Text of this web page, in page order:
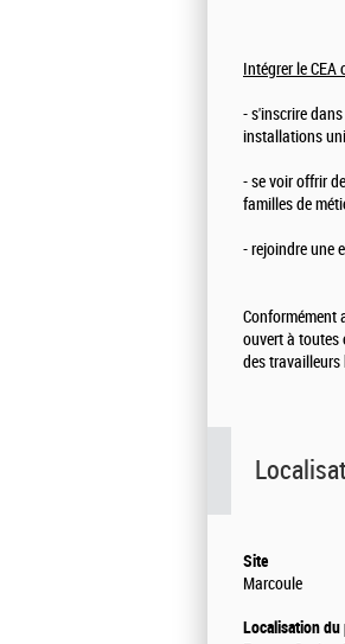
Intégrer le CEA
- s'inscrire
installations
- se voir offrir
familles de
- rejoindre une
Conformément
ouvert à toutes
des
Site
Marcoule
Localisation du